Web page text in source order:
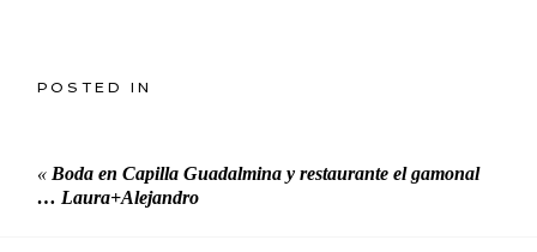
POSTED IN
« Boda en Capilla Guadalmina y restaurante el gamonal
… Laura+Alejandro